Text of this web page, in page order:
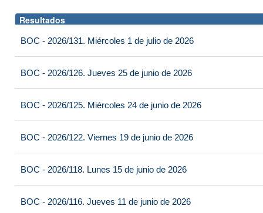
Resultados
BOC - 2026/131. Miércoles 1 de julio de 2026
BOC - 2026/126. Jueves 25 de junio de 2026
BOC - 2026/125. Miércoles 24 de junio de 2026
BOC - 2026/122. Viernes 19 de junio de 2026
BOC - 2026/118. Lunes 15 de junio de 2026
BOC - 2026/116. Jueves 11 de junio de 2026